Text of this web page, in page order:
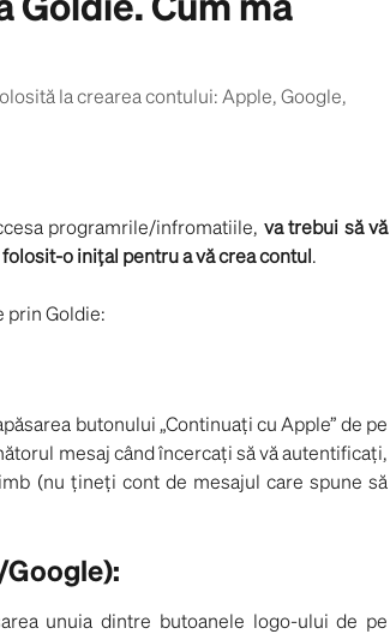
la crearea contului: Apple, Google,
programrile/infromatiile, va trebui să vă
o inițal pentru a vă crea contul.
prin Goldie:
butonului „Continuați cu Apple” de pe
mesaj când încercați să vă autentificați,
(nu țineți cont de mesajul care spune să
unuia dintre butoanele logo-ului de pe